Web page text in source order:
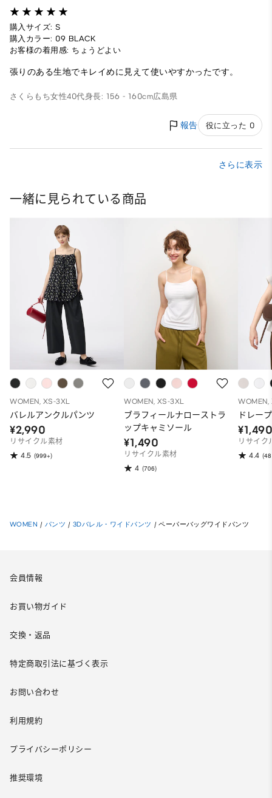
購入サイズ: S
購入カラー: 09 BLACK
お客様の着用感: ちょうどよい
張りのある生地でキレイめに見えて使いやすかったです。
さくらもち女性40代身長: 156 - 160cm広島県
報告 役に立った 0
さらに表示
一緒に見られている商品
WOMEN, XS-3XL
バレルアンクルパンツ
¥2,990
リサイクル素材
4.5 (999+)
WOMEN, XS-3XL
ブラフィールナローストラ
ップキャミソール
¥1,490
リサイクル素材
4 (706)
WOMEN,
ドレー
リサイク
4.4
WOMEN / パンツ / 3Dバレル・ワイドパンツ / ペーパーバッグワイドパンツ
会員情報
お買い物ガイド
交換・返品
特定商取引法に基づく表示
お問い合わせ
利用規約
プライバシーポリシー
推奨環境